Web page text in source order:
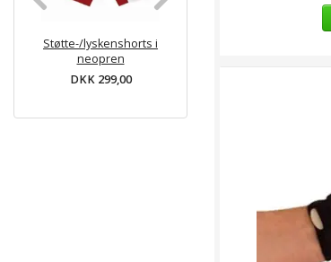
Støtte-/lyskenshorts i
neopren
DKK 299,00